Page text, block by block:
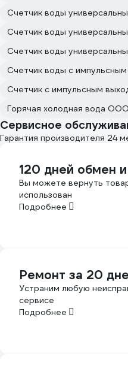
Счетчик воды
Счетчик воды
Счетчик воды
Счетчик воды с
Счетчик с импульсным
Горячая холодная вода
Сервисное
Гарантия производителя 24
120 дней обмен и
Вы можете вернуть
использован
Подробнее
Ремонт за 20
Устраним любую
сервисе
Подробнее